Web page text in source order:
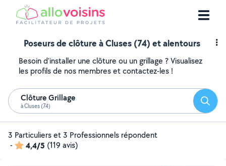
Poseurs de clôture à Cluses (74) et alentours
Besoin d'installer une clôture ou un grillage ? Visualisez
les profils de nos membres et contactez-les !
Clôture Grillage
à Cluses (74)
3 Particuliers et 3 Professionnels répondent
-
4,4/5 (119 avis)